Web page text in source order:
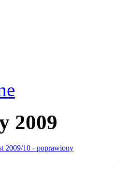
2009
2009/10 - poprawiony